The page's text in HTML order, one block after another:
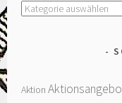
Kategorien
Aktion